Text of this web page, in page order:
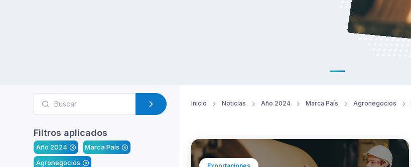
Filtros aplicados
Año 2024
Marca País
Agronegocios
Inicio Noticias Año 2024 Marca País Agronegocios